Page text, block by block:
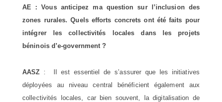
AE : Vous anticipez ma question sur l’inclusion des
zones rurales. Quels efforts concrets ont été faits pour
intégrer les collectivités locales dans les projets
béninois d’e-government ?
AASZ : Il est essentiel de s’assurer que les initiatives
déployées au niveau central bénéficient également aux
collectivités locales, car bien souvent, la digitalisation de